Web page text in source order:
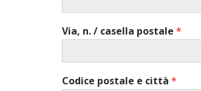
Via, n. / casella postale *
Codice postale e città *